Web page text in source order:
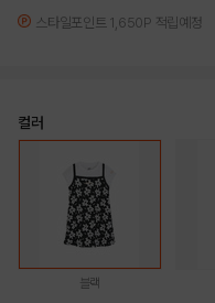
스타일포인트 1,650P 적립예정
컬러
블랙